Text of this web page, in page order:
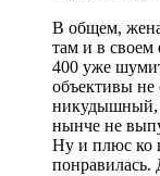
В общем, жена
там и в своем
400 уже
объективы
никудышный,
нынче не
Ну и плюс ко
понравилась.